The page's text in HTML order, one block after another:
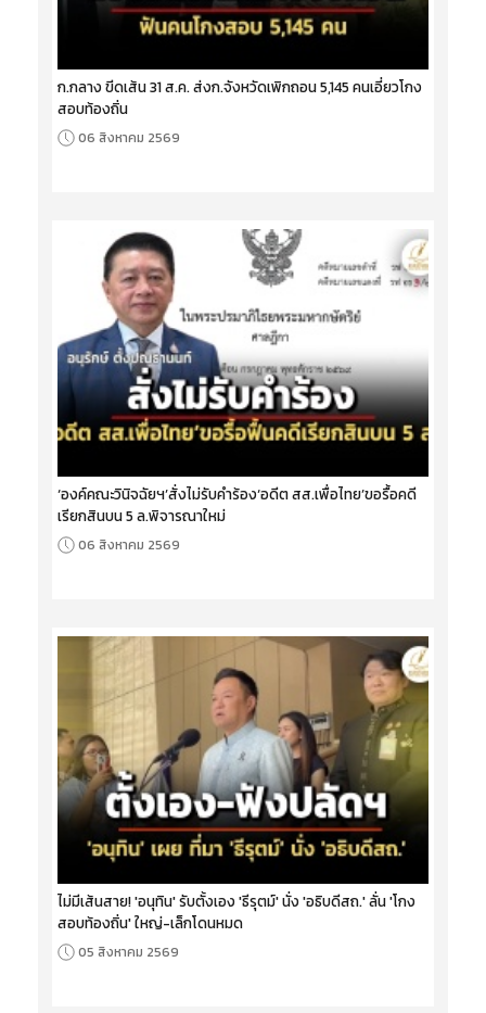
ก.กลาง ขีดเส้น 31 ส.ค. ส่งก.จังหวัดเพิกถอน 5,145 คนเอี่ยวโกง
สอบท้องถิ่น
06 สิงหาคม 2569
‘องค์คณะวินิจฉัยฯ’สั่งไม่รับคำร้อง‘อดีต สส.เพื่อไทย’ขอรื้อคดี
เรียกสินบน 5 ล.พิจารณาใหม่
06 สิงหาคม 2569
ไม่มีเส้นสาย! 'อนุทิน' รับตั้งเอง 'ธีรุตม์' นั่ง 'อธิบดีสถ.' ลั่น 'โกง
สอบท้องถิ่น' ใหญ่-เล็กโดนหมด
05 สิงหาคม 2569